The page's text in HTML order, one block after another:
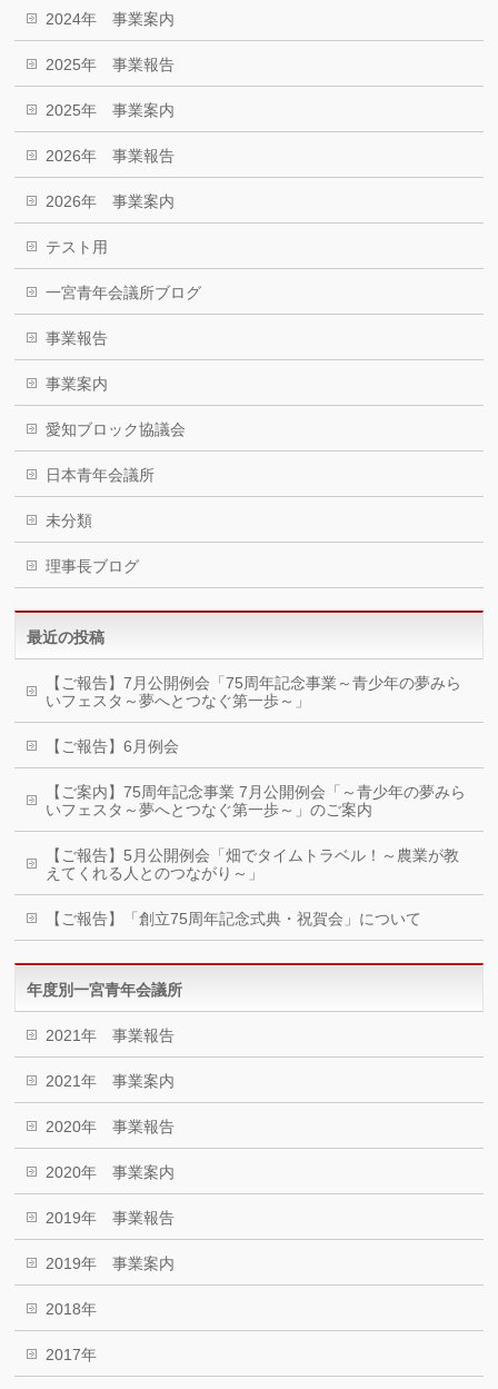
2024年 事業案内
2025年 事業報告
2025年 事業案内
2026年 事業報告
2026年 事業案内
テスト用
一宮青年会議所ブログ
事業報告
事業案内
愛知ブロック協議会
日本青年会議所
未分類
理事長ブログ
最近の投稿
【ご報告】7月公開例会「75周年記念事業～青少年の夢みら
いフェスタ～夢へとつなぐ第一歩～」
【ご報告】6月例会
【ご案内】75周年記念事業 7月公開例会「～青少年の夢みら
いフェスタ～夢へとつなぐ第一歩～」のご案内
【ご報告】5月公開例会「畑でタイムトラベル！～農業が教
えてくれる人とのつながり～」
【ご報告】「創立75周年記念式典・祝賀会」について
年度別一宮青年会議所
2021年 事業報告
2021年 事業案内
2020年 事業報告
2020年 事業案内
2019年 事業報告
2019年 事業案内
2018年
2017年